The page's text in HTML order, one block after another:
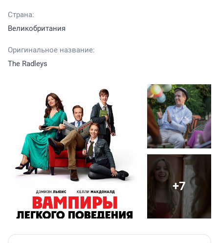
Страна:
Великобритания
Оригинальное название:
The Radleys
+7